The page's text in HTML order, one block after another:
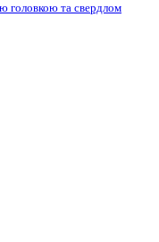
головкою та свердлом